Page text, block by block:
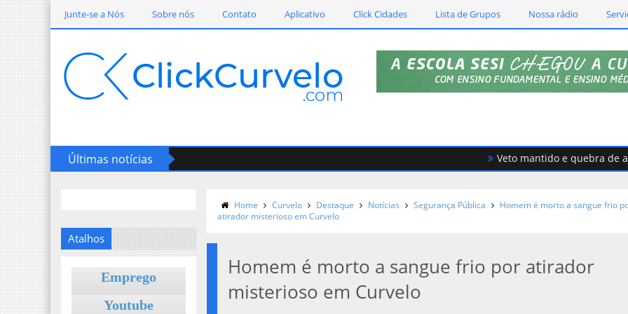
Junte-se a Nós Sobre nós Contato Aplicativo Click Cidades Lista de Grupos Nossa rádio
Últimas notícias Veto mantido e quebra de
Atalhos
Emprego
Youtube
Home Curvelo Destaque Notícias Segurança Pública
Homem é morto a sangue frio
atirador misterioso em Curvelo
Homem é morto a sangue frio por atirador
misterioso em Curvelo